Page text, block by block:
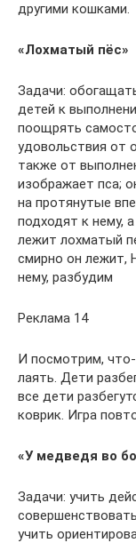
другими кошками.
«Лохматый пёс»
Задачи:
детей к
поощрять
удовольствия от
также от
изображает пса;
на протянутые
подходят к нему,
лежит лохматый
смирно он лежит,
нему, разбудим
Реклама 14
И посмотрим,
лаять. Дети
все дети
коврик. Игра
«У медведя во
Задачи: учить
учить